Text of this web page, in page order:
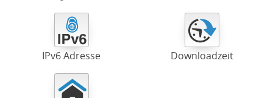
IPv6 Adresse Downloadzeit